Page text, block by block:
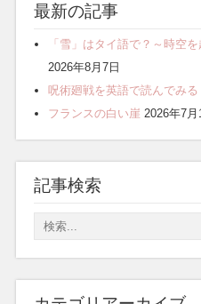
最新の記事
「雪」はタイ語で？～時空
2026年8月7日
呪術廻戦を英語で読んでみる
フランスの白い崖 2026年7月
記事検索